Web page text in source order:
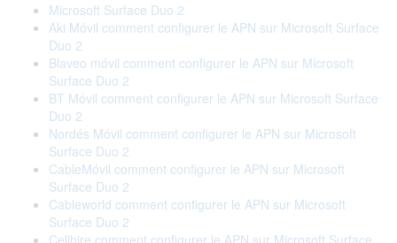
Microsoft Surface Duo 2
Aki Móvil comment configurer le APN sur Microsoft Surface
Duo 2
Blaveo móvil comment configurer le APN sur Microsoft
Surface Duo 2
BT Móvil comment configurer le APN sur Microsoft Surface
Duo 2
Nordés Móvil comment configurer le APN sur Microsoft
Surface Duo 2
CableMóvil comment configurer le APN sur Microsoft
Surface Duo 2
Cableworld comment configurer le APN sur Microsoft
Surface Duo 2
Cellhire comment configurer le APN sur Microsoft Surface